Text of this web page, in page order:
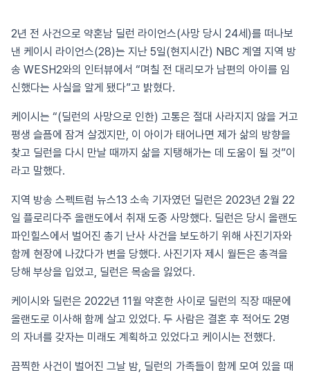
2년 전 사건으로 약혼남 딜런 라이언스(사망 당시 24세)를 떠나보
낸 케이시 라이언스(28)는 지난 5일(현지시간) NBC 계열 지역 방
송 WESH2와의 인터뷰에서 “며칠 전 대리모가 남편의 아이를 임
신했다는 사실을 알게 됐다”고 밝혔다.
케이시는 “(딜런의 사망으로 인한) 고통은 절대 사라지지 않을 거고
평생 슬픔에 잠겨 살겠지만, 이 아이가 태어나면 제가 삶의 방향을
찾고 딜런을 다시 만날 때까지 삶을 지탱해가는 데 도움이 될 것”이
라고 말했다.
지역 방송 스펙트럼 뉴스13 소속 기자였던 딜런은 2023년 2월 22
일 플로리다주 올랜도에서 취재 도중 사망했다. 딜런은 당시 올랜도
파인힐스에서 벌어진 총기 난사 사건을 보도하기 위해 사진기자와
함께 현장에 나갔다가 변을 당했다. 사진기자 제시 월든은 총격을
당해 부상을 입었고, 딜런은 목숨을 잃었다.
케이시와 딜런은 2022년 11월 약혼한 사이로 딜런의 직장 때문에
올랜도로 이사해 함께 살고 있었다. 두 사람은 결혼 후 적어도 2명
의 자녀를 갖자는 미래도 계획하고 있었다고 케이시는 전했다.
끔찍한 사건이 벌어진 그날 밤, 딜런의 가족들이 함께 모여 있을 때